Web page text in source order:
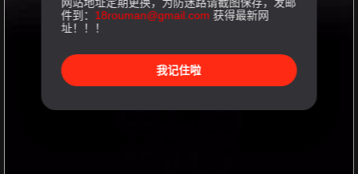
件到： 18rouman@gmail.com 获得最新网
址！！！
我记住啦